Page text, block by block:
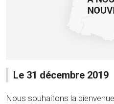
Le 31 décembre 2019
Nous souhaitons la